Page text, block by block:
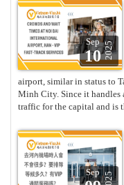
Sep
102025
airport, similar in status to
Minh City. Since it handles
traffic for the capital and is
Sep 2025